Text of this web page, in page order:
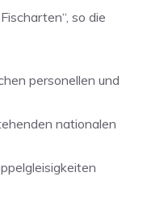
so die
personellen und
nationalen